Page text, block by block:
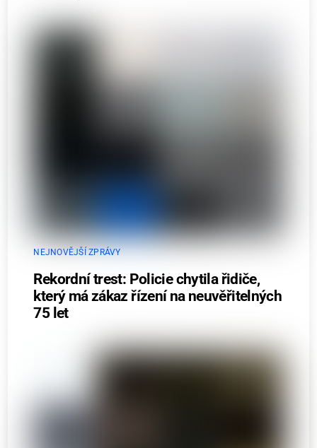
NEJNOVĚJŠÍ ZPRÁVY
Rekordní trest: Policie chytila řidiče,
který má zákaz řízení na neuvěřitelných
75 let